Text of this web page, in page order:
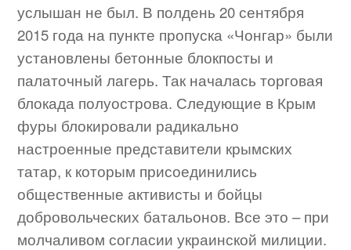
услышан не был. В полдень 20 сентября
2015 года на пункте пропуска «Чонгар» были
установлены бетонные блокпосты и
палаточный лагерь. Так началась торговая
блокада полуострова. Следующие в Крым
фуры блокировали радикально
настроенные представители крымских
татар, к которым присоединились
общественные активисты и бойцы
добровольческих батальонов. Все это – при
молчаливом согласии украинской милиции.